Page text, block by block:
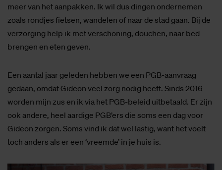
meer van het aanpakken. Ik wil dus dingen ondernemen
zoals rondjes fietsen, wandelen of naar de stad gaan. Bij de
verzorging help ik met verschoning, douchen, naar bed
brengen en eten geven.
Een aantal jaar geleden hebben we een PGB-aanvraag
gedaan, omdat Gideon veel zorg nodig heeft. Sinds 2016
worden mijn zus en ik via het PGB-beleid uitbetaald. Er zijn
ook andere, heel aardige PGB’ers die soms een dag voor
Gideon zorgen. Soms vind ik dat wel lastig, want het voelt
toch anders als er een ‘vreemde’ in je huis is.